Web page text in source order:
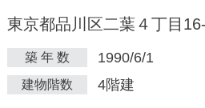
東京都品川区二葉４丁目
築 年 数 1990/6/1
建物階数 4階建